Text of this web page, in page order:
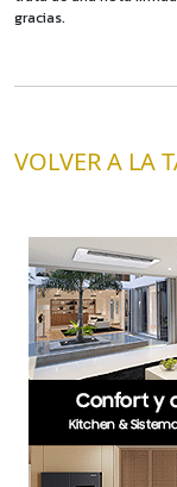
gracias.
VOLVER A LA